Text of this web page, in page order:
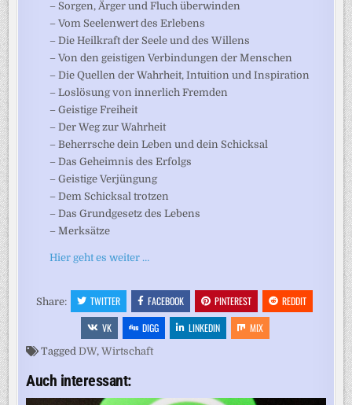
– Sorgen, Ärger und Fluch überwinden
– Vom Seelenwert des Erlebens
– Die Heilkraft der Seele und des Willens
– Von den geistigen Verbindungen der Menschen
– Die Quellen der Wahrheit, Intuition und Inspiration
– Loslösung von innerlich Fremden
– Geistige Freiheit
– Der Weg zur Wahrheit
– Beherrsche dein Leben und dein Schicksal
– Das Geheimnis des Erfolgs
– Geistige Verjüngung
– Dem Schicksal trotzen
– Das Grundgesetz des Lebens
– Merksätze
Hier geht es weiter …
Share: TWITTER FACEBOOK PINTEREST
REDDIT
VK
DIGG LINKEDIN MIX
TaggedDW,Wirtschaft
Auch interessant: